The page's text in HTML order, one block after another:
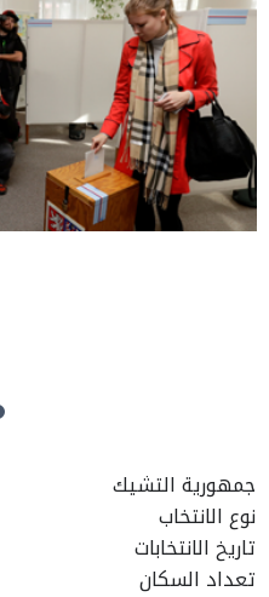
جمهورية التشيك
نوع الانتخاب
تاريخ الانتخابات
تعداد السكان